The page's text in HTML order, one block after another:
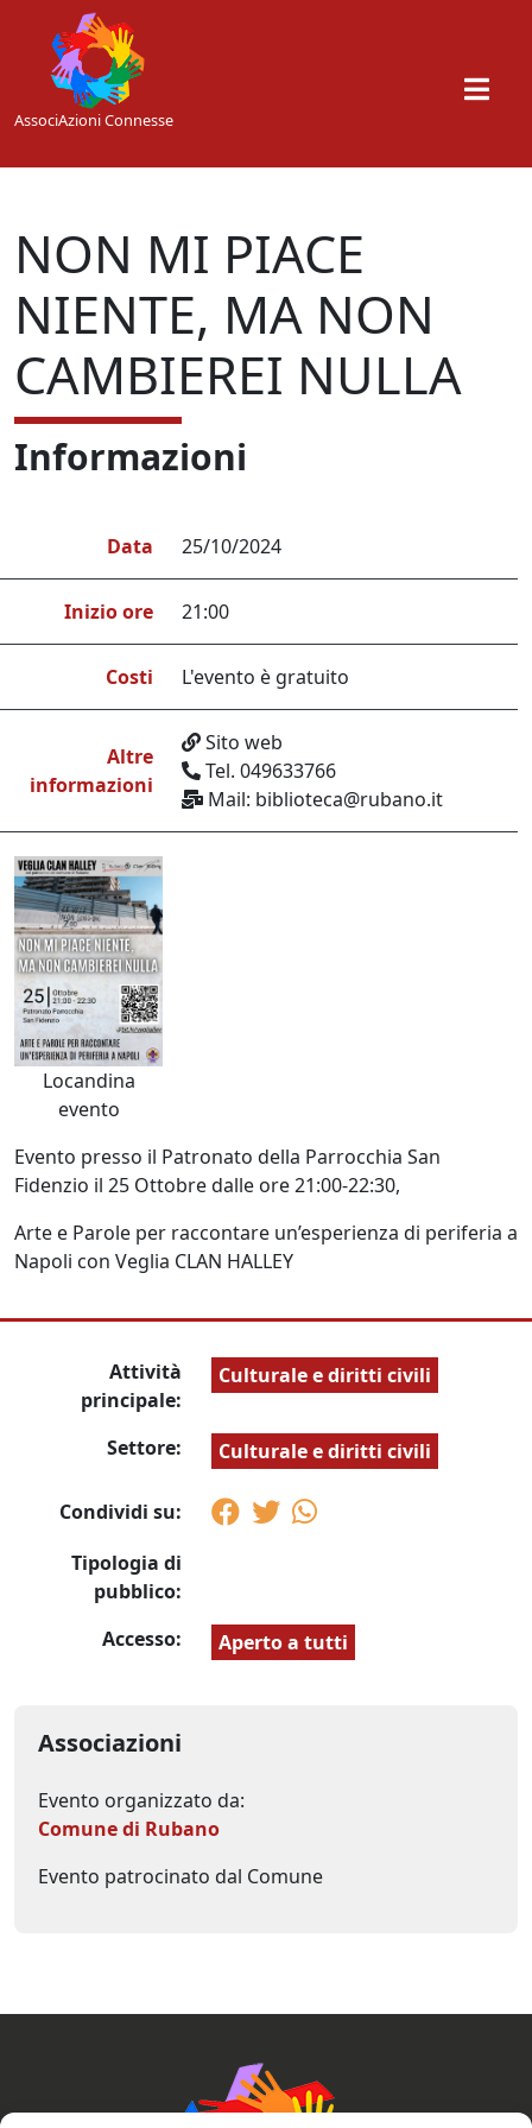
Skip to main content
AssociAzioni Connesse
NON MI PIACE
NIENTE, MA NON
CAMBIEREI NULLA
Informazioni
Data 25/10/2024
Inizio ore 21:00
Costi L'evento è gratuito
Altre
informazioni
Sito web
Tel. 049633766
Mail: biblioteca@rubano.it
Locandina
evento
Evento presso il Patronato della Parrocchia San
Fidenzio il 25 Ottobre dalle ore 21:00-22:30,
Arte e Parole per raccontare un’esperienza di periferia a
Napoli con Veglia CLAN HALLEY
Attività
principale:
Culturale e diritti civili
Settore: Culturale e diritti civili
Condividi su:
Tipologia di
pubblico:
Accesso:
Aperto a tutti
Associazioni
Evento organizzato da:
Comune di Rubano
Evento patrocinato dal Comune